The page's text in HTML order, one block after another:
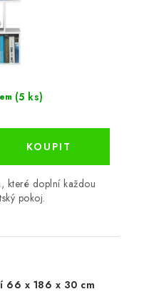
(5 ks)
které doplní každou
pokoj.
66 x 186 x 30 cm